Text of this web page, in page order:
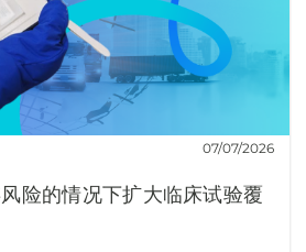
07/07/2026
险的情况下扩大临床试验覆